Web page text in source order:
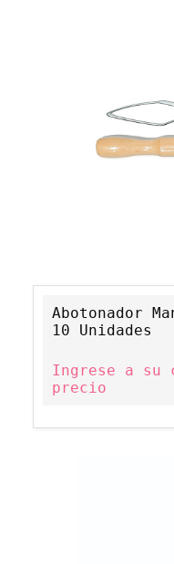
Abotonador
10 Unidades
Ingrese a su
precio